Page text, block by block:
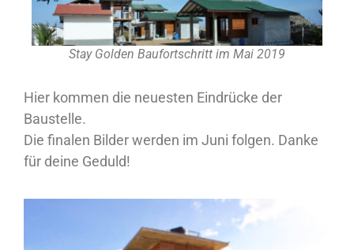
Stay Golden Baufortschritt im Mai 2019
Hier kommen die neuesten Eindrücke der
Baustelle.
Die finalen Bilder werden im Juni folgen. Danke
für deine Geduld!